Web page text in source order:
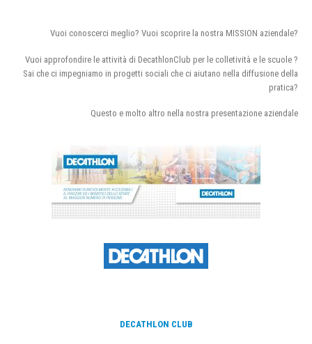
Vuoi conoscerci meglio? Vuoi scoprire la nostra MISSION aziendale?
Vuoi approfondire le attività di DecathlonClub per le colletività e le scuole ?
Sai che ci impegniamo in progetti sociali che ci aiutano nella diffusione della
pratica?
Questo e molto altro nella nostra presentazione aziendale
DECATHLON CLUB